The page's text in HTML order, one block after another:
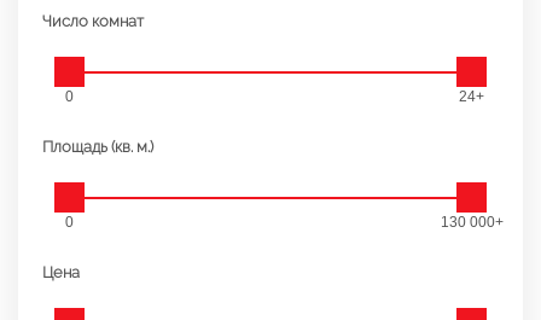
Число комнат
0 24+
Площадь (кв. м.)
0 130 000+
Цена